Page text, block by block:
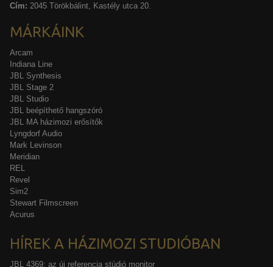
Cím: 2045 Törökbálint, Kastély utca 20.
MÁRKÁINK
Arcam
Indiana Line
JBL Synthesis
JBL Stage 2
JBL Studio
JBL beépíthető hangszóró
JBL MA házimozi erősítők
Lyngdorf Audio
Mark Levinson
Meridian
REL
Revel
Sim2
Stewart Filmscreen
Acurus
HÍREK A HÁZIMOZI STUDIÓBAN
JBL 4369: az új referencia stúdió monitor